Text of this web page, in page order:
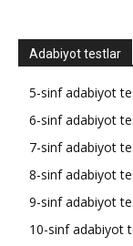
Adabiyot testlar
5-sinf adabiyot
6-sinf adabiyot
7-sinf adabiyot
8-sinf adabiyot
9-sinf adabiyot
10-sinf adabiyot